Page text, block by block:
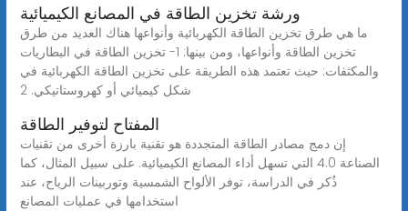
ورشة تخزين الطاقة في المصانع الكيميائية
ما هي طرق تخزين الطاقة الكهربائية وأنواعها هناك العديد من طرق
تخزين الطاقة وأنواعها، ومن بينها: 1- تخزين الطاقة في البطاريات
والمكثفات: حيث تعتمد هذه الطريقة على تخزين الطاقة الكهربائية في
شكل كيميائي أو كهروستاتيكي. 2
المفتاح لتوفير الطاقة
إن دمج مصادر الطاقة المتجددة هو تقنية بارزة أخرى من تقنيات
الصناعة 4.0 التي تسهل أداء المصانع الكيميائية. على سبيل المثال، كما
ذُكر في الدراسة، توفر الألواح الشمسية وتوربينات الرياح، عند
استخدامها في عمليات المصانع